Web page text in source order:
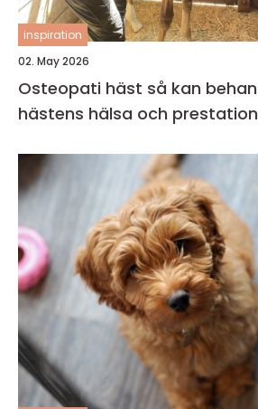
inspiration
02. May 2026
Osteopati häst så kan behandling stärka
hästens hälsa och prestation